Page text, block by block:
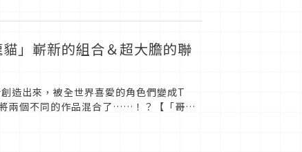
」嶄新的組合＆超大膽的聯
造出來，被全世界喜愛的角色們變成T
兩個不同的作品混合了……！？【「哥吉